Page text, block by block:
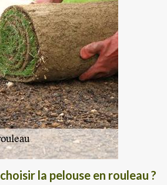
la pelouse en rouleau ?